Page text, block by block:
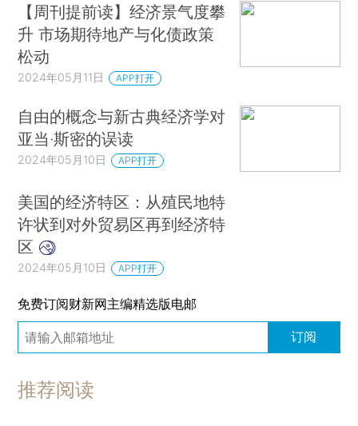
【周刊提前读】经济景气度攀
升 市场期待地产与化债政策
松动
2024年05月11日 APP打开
自由的概念与新古典经济学对
亚当·斯密的误读
2024年05月10日 APP打开
美国的经济特区：从殖民地特
许状到对外贸易区再到经济特
区
2024年05月10日 APP打开
免费订阅财新网主编精选版电邮
订阅
推荐阅读